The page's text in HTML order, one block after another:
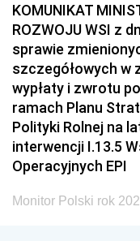
KOMUNIKAT
ROZWOJU WSI z
sprawie
szczegółowych w
wypłaty i zwrotu
ramach Planu
Polityki Rolnej na
interwencji I.13.5
Operacyjnych EPI
Monitor Polski rok